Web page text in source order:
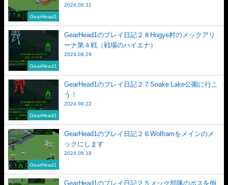
GearHead1
2024.08.31
GearHead1
GearHead1のプレイ日記２８Hogye村のメックアリ
ーナ第４戦（戦場のハイエナ）
2024.08.29
GearHead1
GearHead1のプレイ日記２７Snake Lake公園に行こ
う！
2024.08.22
GearHead1
GearHead1のプレイ日記２６Wolframをメインのメ
ックにします
2024.08.18
GearHead1のプレイ日記２５メック部隊のボスを倒